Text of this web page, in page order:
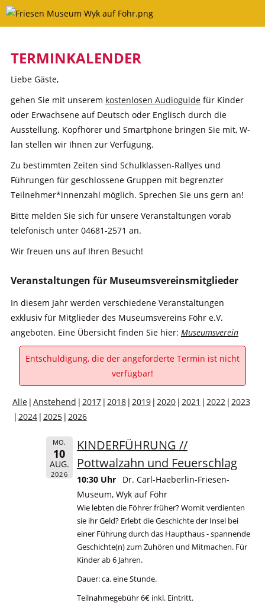
Skip
TERMINKALENDER
Liebe Gäste,
gehen Sie mit unserem kostenlosen Audioguidefür Kinder
oder Erwachsene auf Deutsch oder Englisch durch die
Ausstellung. Kopfhörer und Smartphone bringen Sie mit, W-
lan stellen wir Ihnen zur Verfügung.
Zu bestimmten Zeiten sind Schulklassen-Rallyes und
Führungen für geschlossene Gruppen mit begrenzter
Teilnehmer*innenzahl möglich. Sprechen Sie uns gern an!
Bitte melden Sie sich für unsere Veranstaltungen vorab
telefonisch unter 04681-2571 an.
Wir freuen uns auf Ihren Besuch!
Veranstaltungen für Museumsvereinsmitglieder
In diesem Jahr werden verschiedene Veranstaltungen
exklusiv für Mitglieder des Museumsvereins Föhr e.V.
angeboten. Eine Übersicht finden Sie hier: Museumsverein
Entschuldigung, die der angeforderte Termin ist nicht
verfügbar!
Alle Anstehend 2017 2018 2019 2020 2021 2022 2023
2024 2025 2026
MO.
10
AUG.
2026
KINDERFÜHRUNG //
Pottwalzahn und Feuerschlag
10:30 Uhr
Dr. Carl-Haeberlin-Friesen-
Museum, Wyk auf Föhr
Wie lebten die Föhrer früher? Womit verdienten
sie ihr Geld? Erlebt die Geschichte der Insel bei
einer Führung durch das Haupthaus - spannende
Geschichte(n) zum Zuhören und Mitmachen. Für
Kinder ab 6 Jahren.
Dauer: ca. eine Stunde.
Teilnahmegebühr 6€ inkl. Eintritt.